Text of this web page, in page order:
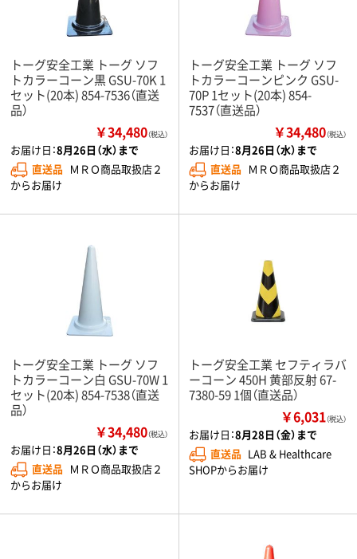
トーグ安全工業 トーグ ソフ
トカラーコーン黒 GSU-70K 1
セット(20本) 854-7536（直送
品）
￥34,480（税込）
お届け日：8月26日（水）まで
直送品 ＭＲＯ商品取扱店２
からお届け
トーグ安全工業 トーグ ソフ
トカラーコーンピンク GSU-
70P 1セット(20本) 854-
7537（直送品）
￥34,480（税込）
お届け日：8月26日（水）まで
直送品 ＭＲＯ商品取扱店２
からお届け
トーグ安全工業 トーグ ソフ
トカラーコーン白 GSU-70W 1
セット(20本) 854-7538（直送
品）
￥34,480（税込）
お届け日：8月26日（水）まで
直送品 ＭＲＯ商品取扱店２
からお届け
トーグ安全工業 セフティラバ
ーコーン 450H 黄部反射 67-
7380-59 1個（直送品）
￥6,031（税込）
お届け日：8月28日（金）まで
直送品 LAB & Healthcare
SHOPからお届け